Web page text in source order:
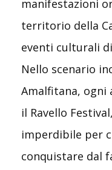
manifestazioni
territorio della
eventi culturali
Nello scenario
Amalfitana, ogni
il Ravello
imperdibile per
conquistare dal